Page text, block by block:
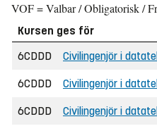
VOF = Valbar / Obligatorisk /
Kursen ges för
6CDDD
Civilingenjör i
6CDDD Civilingenjör i
6CDDD Civilingenjör i